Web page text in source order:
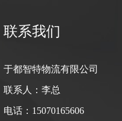
联系我们
于都智特物流有限公司
联系人：李总
电话：15070165606